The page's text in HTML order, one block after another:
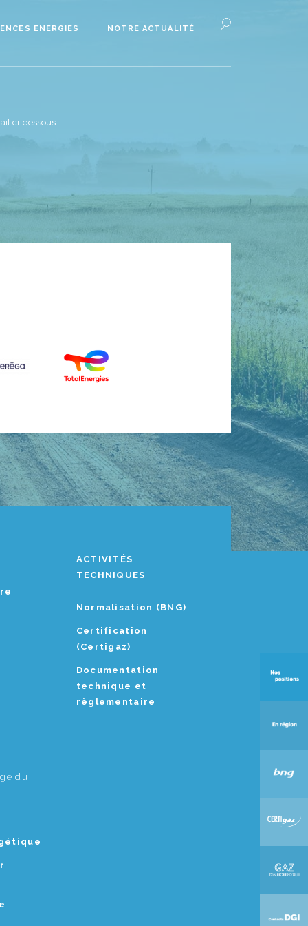
ENERGIES NOTRE ACTUALITÉ
ci-dessous :
du
ACTIVITÉS
TECHNIQUES
Normalisation (BNG)
Certification
(Certigaz)
Documentation
technique et
règlementaire